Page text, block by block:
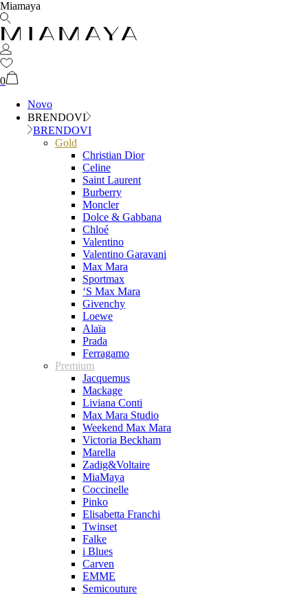
Miamaya
0
Novo
BRENDOVI
BRENDOVI
Gold
Christian Dior
Celine
Saint Laurent
Burberry
Moncler
Dolce & Gabbana
Chloé
Valentino
Valentino Garavani
Max Mara
Sportmax
‘S Max Mara
Givenchy
Loewe
Alaïa
Prada
Ferragamo
Premium
Jacquemus
Mackage
Liviana Conti
Max Mara Studio
Weekend Max Mara
Victoria Beckham
Marella
Zadig&Voltaire
MiaMaya
Coccinelle
Pinko
Elisabetta Franchi
Twinset
Falke
i Blues
Carven
EMME
Semicouture